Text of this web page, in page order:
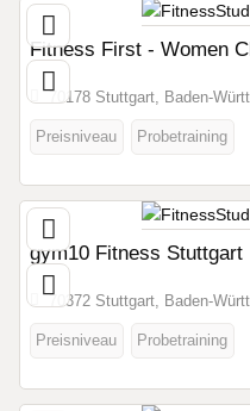
Fitness First - Women
70178 Stuttgart, Baden-
Preisniveau Probetraining
gym10 Fitness Stuttgart
70372 Stuttgart, Baden-
Preisniveau Probetraining